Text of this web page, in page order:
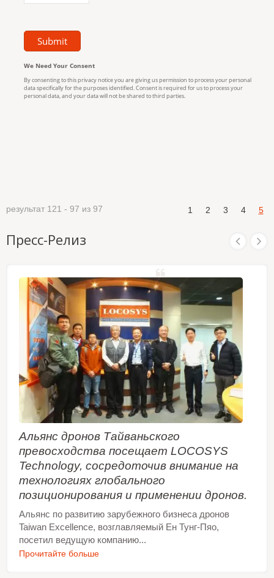
результат 121 - 97 из 97 1 2 3 4 5
Пресс-Релиз
Альянс дронов Тайваньского
превосходства посещает LOCOSYS
Technology, сосредоточив внимание на
технологиях глобального
позиционирования и применении дронов.
Альянс по развитию зарубежного бизнеса дронов
Taiwan Excellence, возглавляемый Ен Тунг-Пяо,
посетил ведущую компанию...
Прочитайте больше